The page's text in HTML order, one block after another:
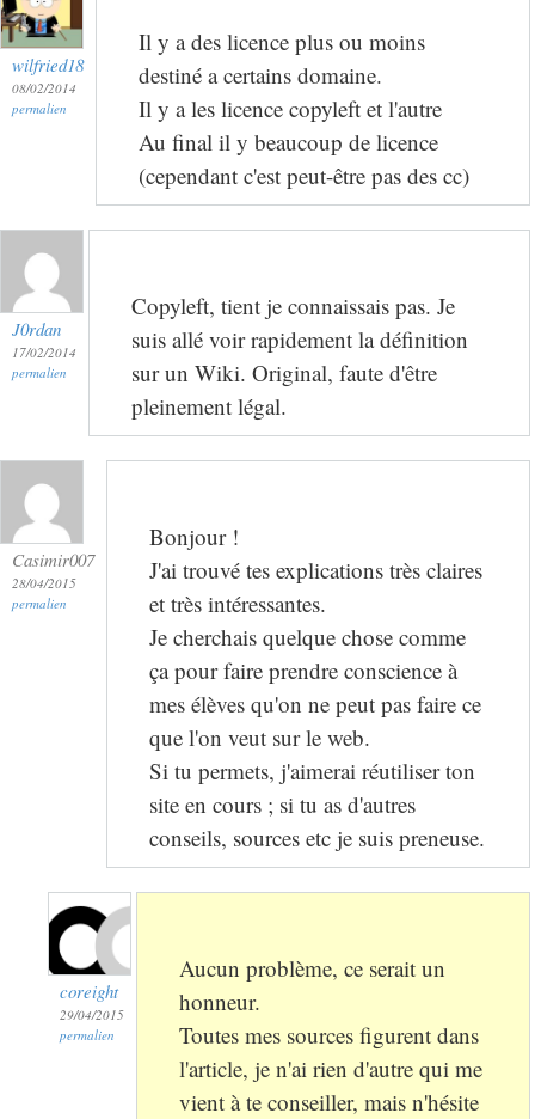
wilfried18
08/02/2014
permalien
Il y a des licence plus ou moins
destiné a certains domaine.
Il y a les licence copyleft et l'autre
Au final il y beaucoup de licence
(cependant c'est peut-être pas des cc)
J0rdan
17/02/2014
permalien
Copyleft, tient je connaissais pas. Je
suis allé voir rapidement la définition
sur un Wiki. Original, faute d'être
pleinement légal.
Casimir007
28/04/2015
permalien
Bonjour !
J'ai trouvé tes explications très claires
et très intéressantes.
Je cherchais quelque chose comme
ça pour faire prendre conscience à
mes élèves qu'on ne peut pas faire ce
que l'on veut sur le web.
Si tu permets, j'aimerai réutiliser ton
site en cours ; si tu as d'autres
conseils, sources etc je suis preneuse.
coreight
29/04/2015
permalien
Aucun problème, ce serait un
honneur.
Toutes mes sources figurent dans
l'article, je n'ai rien d'autre qui me
vient à te conseiller, mais n'hésite